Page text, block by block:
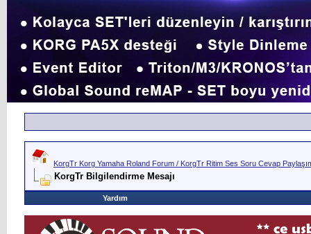
KorgTr Korg Yamaha Roland Forum / KorgTr Ritim Ses Soru Cevap
KorgTr Bilgilendirme Mesajı
Yardım